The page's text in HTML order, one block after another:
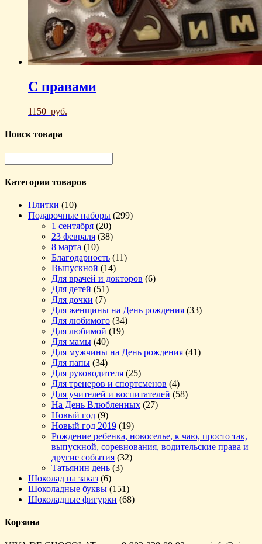
С правами
1150 руб.
Поиск товара
Категории товаров
Плитки (10)
Подарочные наборы (299)
1 сентября (20)
23 февраля (38)
8 марта (10)
Благодарность (11)
Выпускной (14)
Для врачей и докторов (6)
Для детей (51)
Для дочки (7)
Для женщины на День рождения (33)
Для любимого (34)
Для любимой (19)
Для мамы (40)
Для мужчины на День рождения (41)
Для папы (34)
Для руководителя (25)
Для тренеров и спортсменов (4)
Для учителей и воспитателей (58)
На День Влюбленных (27)
Новый год (9)
Новый год 2019 (19)
Рождение ребенка, новоселье, к чаю, просто так,
выпускной, соревнования, водительские права и
другие события (32)
Татьянин день (3)
Шоколад на заказ (6)
Шоколадные буквы (151)
Шоколадные фигурки (68)
Корзина